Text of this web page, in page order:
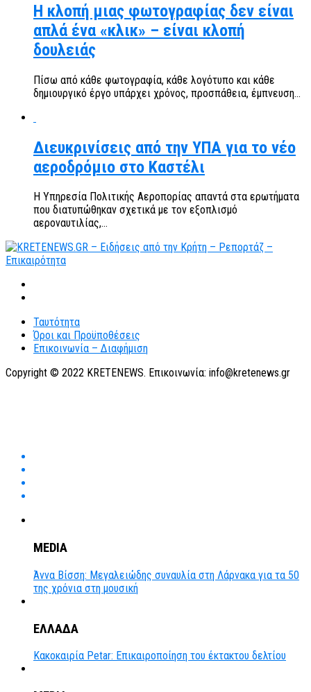
Η κλοπή μιας φωτογραφίας δεν είναι
απλά ένα «κλικ» – είναι κλοπή
δουλειάς
Πίσω από κάθε φωτογραφία, κάθε λογότυπο και κάθε
δημιουργικό έργο υπάρχει χρόνος, προσπάθεια, έμπνευση...
Διευκρινίσεις από την ΥΠΑ για το νέο
αεροδρόμιο στο Καστέλι
Η Υπηρεσία Πολιτικής Αεροπορίας απαντά στα ερωτήματα
που διατυπώθηκαν σχετικά με τον εξοπλισμό
αεροναυτιλίας,...
Ταυτότητα
Όροι και Προϋποθέσεις
Επικοινωνία – Διαφήμιση
Copyright © 2022 KRETENEWS. Επικοινωνία: info@kretenews.gr
MEDIA
Άννα Βίσση: Μεγαλειώδης συναυλία στη Λάρνακα για τα 50
της χρόνια στη μουσική
ΕΛΛΑΔΑ
Κακοκαιρία Petar: Επικαιροποίηση του έκτακτου δελτίου